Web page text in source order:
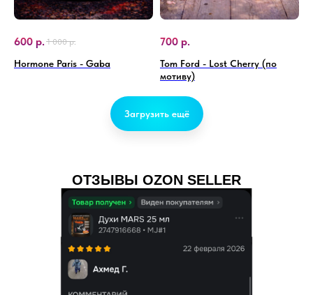
600 р. 1 000 р.
Hormone Paris - Gaba
700 р.
Tom Ford - Lost Cherry (по
мотиву)
Загрузить ещё
ОТЗЫВЫ OZON SELLER